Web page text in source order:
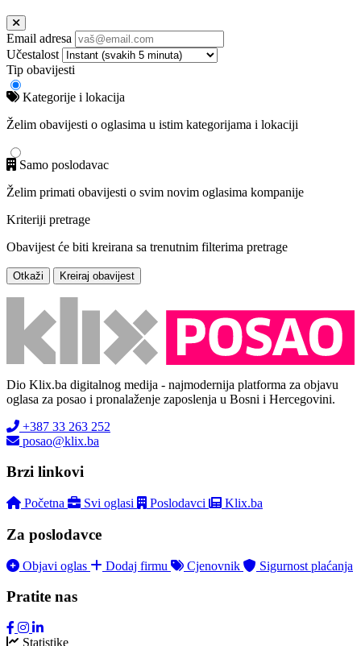
Email adresa
Učestalost
Tip obavijesti
Kategorije i lokacija
Želim obavijesti o oglasima u istim kategorijama i lokaciji
Samo poslodavac
Želim primati obavijesti o svim novim oglasima kompanije
Kriteriji pretrage
Obavijest će biti kreirana sa trenutnim filterima pretrage
Otkaži Kreiraj obavijest
Dio Klix.ba digitalnog medija - najmodernija platforma za objavu
oglasa za posao i pronalaženje zaposlenja u Bosni i Hercegovini.
+387 33 263 252
posao@klix.ba
Brzi linkovi
Početna Svi oglasi Poslodavci Klix.ba
Za poslodavce
Objavi oglas Dodaj firmu Cjenovnik Sigurnost plaćanja
Pratite nas
Statistike